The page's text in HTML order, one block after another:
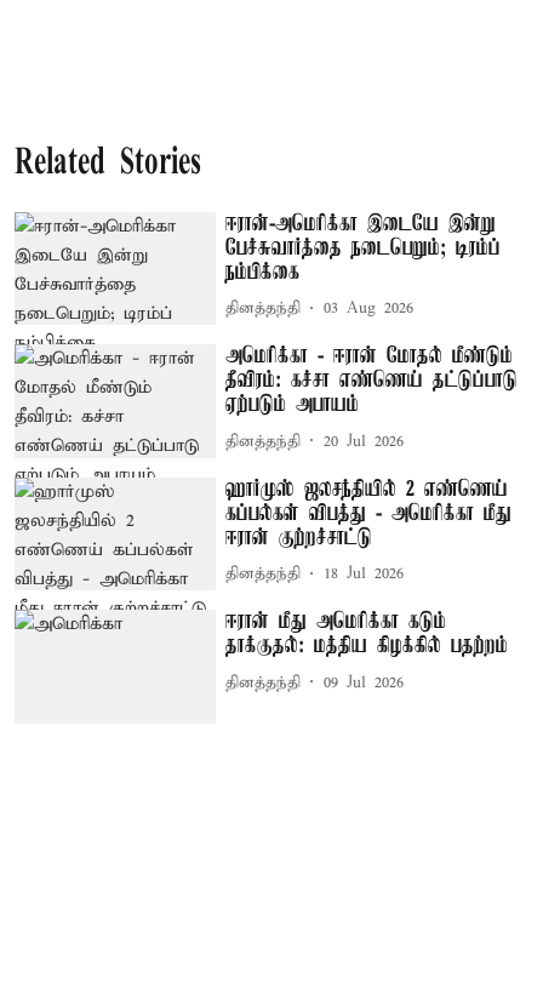
Related Stories
ஈரான்-அமெரிக்கா இடையே இன்று
பேச்சுவார்த்தை நடைபெறும்; டிரம்ப்
நம்பிக்கை
தினத்தந்தி 03 Aug 2026
அமெரிக்கா - ஈரான் மோதல் மீண்டும்
தீவிரம்: கச்சா எண்ணெய் தட்டுப்பாடு
ஏற்படும் அபாயம்
தினத்தந்தி 20 Jul 2026
ஹார்முஸ் ஜலசந்தியில் 2 எண்ணெய்
கப்பல்கள் விபத்து - அமெரிக்கா மீது
ஈரான் குற்றச்சாட்டு
தினத்தந்தி 18 Jul 2026
ஈரான் மீது அமெரிக்கா கடும்
தாக்குதல்: மத்திய கிழக்கில் பதற்றம்
தினத்தந்தி 09 Jul 2026